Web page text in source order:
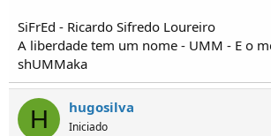
SiFrEd - Ricardo Sifredo Loureiro
A liberdade tem um nome - UMM - E o
shUMMaka
H hugosilva
Iniciado